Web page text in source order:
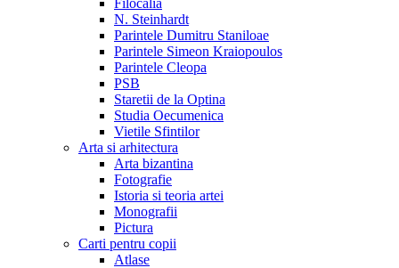
N. Steinhardt
Parintele Dumitru Staniloae
Parintele Simeon Kraiopoulos
Parintele Cleopa
PSB
Staretii de la Optina
Studia Oecumenica
Vietile Sfintilor
Arta si arhitectura
Arta bizantina
Fotografie
Istoria si teoria artei
Monografii
Pictura
Carti pentru copii
Atlase